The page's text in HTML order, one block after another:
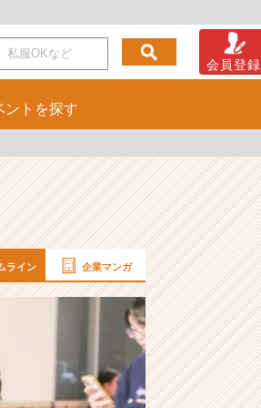
会員登録
ント を探す
ライン 企業マンガ